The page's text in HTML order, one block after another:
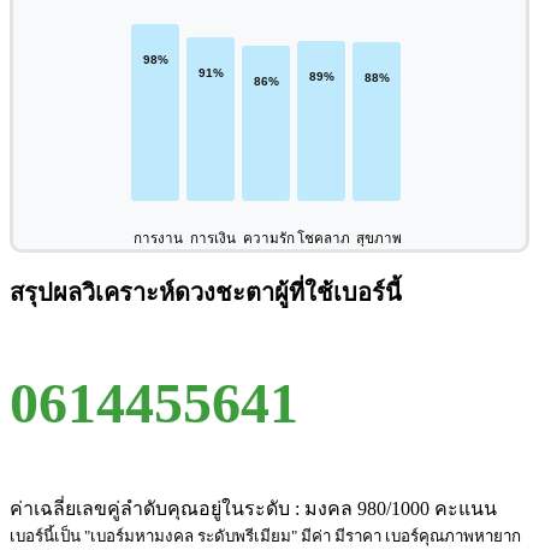
การงาน การเงิน ความรักโชคลาภ สุขภาพ
สรุปผลวิเคราะห์ดวงชะตาผู้ที่ใช้เบอร์นี้
0614455641
ค่าเฉลี่ยเลขคู่ลำดับคุณอยู่ในระดับ : มงคล 980/1000 คะแนน
เบอร์นี้เป็น "เบอร์มหามงคล ระดับพรีเมียม" มีค่า มีราคา เบอร์คุณภาพหายาก